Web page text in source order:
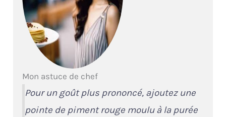
Mon astuce de chef
Pour un goût plus prononcé, ajoutez une
pointe de piment rouge moulu à la purée